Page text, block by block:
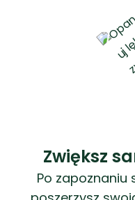
Zwiększ
Po zapoznaniu